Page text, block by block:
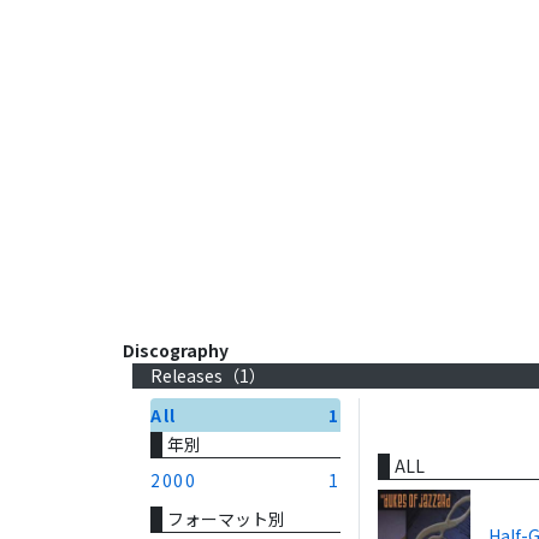
Discography
Releases（1）
All
1
年別
2000
1
フォーマット別
ALL